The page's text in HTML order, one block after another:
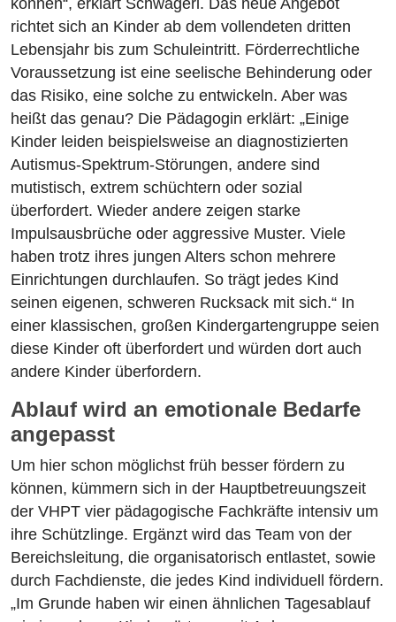
können“, erklärt Schwägerl. Das neue Angebot
richtet sich an Kinder ab dem vollendeten dritten
Lebensjahr bis zum Schuleintritt. Förderrechtliche
Voraussetzung ist eine seelische Behinderung oder
das Risiko, eine solche zu entwickeln. Aber was
heißt das genau? Die Pädagogin erklärt: „Einige
Kinder leiden beispielsweise an diagnostizierten
Autismus-Spektrum-Störungen, andere sind
mutistisch, extrem schüchtern oder sozial
überfordert. Wieder andere zeigen starke
Impulsausbrüche oder aggressive Muster. Viele
haben trotz ihres jungen Alters schon mehrere
Einrichtungen durchlaufen. So trägt jedes Kind
seinen eigenen, schweren Rucksack mit sich.“ In
einer klassischen, großen Kindergartengruppe seien
diese Kinder oft überfordert und würden dort auch
andere Kinder überfordern.
Ablauf wird an emotionale Bedarfe
angepasst
Um hier schon möglichst früh besser fördern zu
können, kümmern sich in der Hauptbetreuungszeit
der VHPT vier pädagogische Fachkräfte intensiv um
ihre Schützlinge. Ergänzt wird das Team von der
Bereichsleitung, die organisatorisch entlastet, sowie
durch Fachdienste, die jedes Kind individuell fördern.
„Im Grunde haben wir einen ähnlichen Tagesablauf